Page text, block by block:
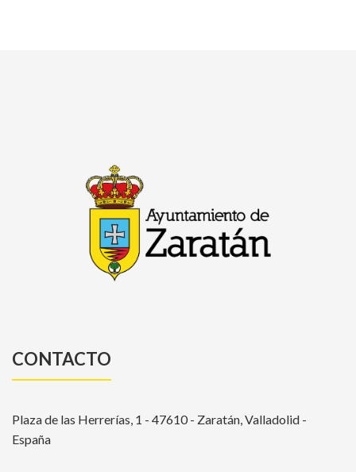
CONTACTO
Plaza de las Herrerías, 1 - 47610 - Zaratán, Valladolid -
España